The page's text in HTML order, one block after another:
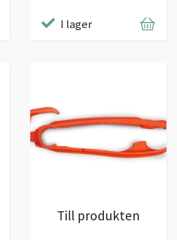
I lager
Till produkten